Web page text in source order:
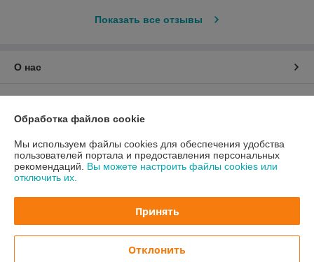
Показать все отзывы
О нас
График работы
Полная версия сайта
Обработка файлов cookie
Мы используем файлы cookies для обеспечения удобства
пользователей портала и предоставления персональных
рекомендаций. Вы можете настроить файлы cookies или
отключить их.
Принять
Отклонить